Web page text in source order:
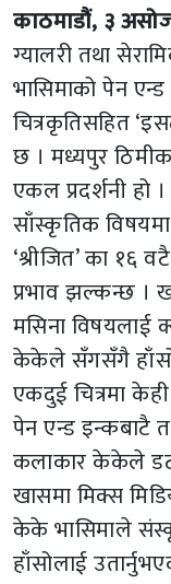
काठमाडौं, ३
ग्यालरी तथा
भासिमाको पेन
चित्रकृतिसहित
छ । मध्यपुर
एकल प्रदर्शनी हो ।
साँस्कृतिक
‘श्रीजित’ का १६
प्रभाव झल्कन्छ ।
मसिना विषयलाई
केकेले सँगसँगै
एकदुई चित्रमा केही
पेन एन्ड इन्कबाटै
कलाकार केकेले डट
खासमा मिक्स
केके भासिमाले
हाँसोलाई